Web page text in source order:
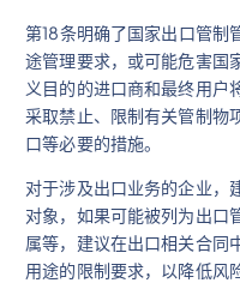
第18条明确了国家出口管制
途管理要求，或可能危害国
义目的的进口商和最终用户
采取禁止、限制有关管制物
口等必要的措施。
对于涉及出口业务的企业，
对象，如果可能被列为出口
属等，建议在出口相关合同
用途的限制要求，以降低风险